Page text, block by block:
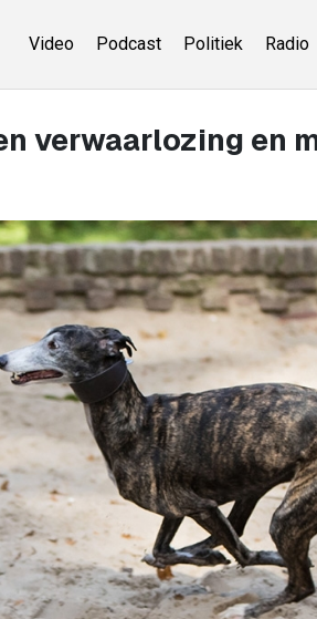
Video Podcast Politiek Radio
verwaarlozing en